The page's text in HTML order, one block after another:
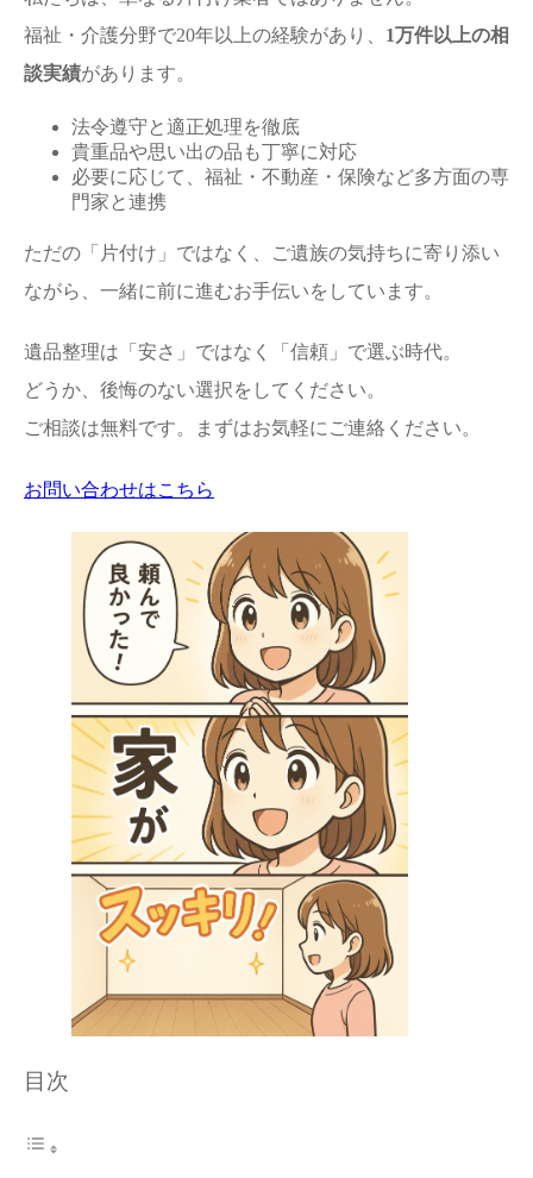
福祉・介護分野で20年以上の経験があり、 1万件以上の相
談実績があります。
法令遵守と適正処理を徹底
貴重品や思い出の品も丁寧に対応
必要に応じて、福祉・不動産・保険など多方面の専
門家と連携
ただの「片付け」ではなく、ご遺族の気持ちに寄り添い
ながら、一緒に前に進むお手伝いをしています。
遺品整理は「安さ」ではなく「信頼」で選ぶ時代。
どうか、後悔のない選択をしてください。
ご相談は無料です。まずはお気軽にご連絡ください。
お問い合わせはこちら
目次